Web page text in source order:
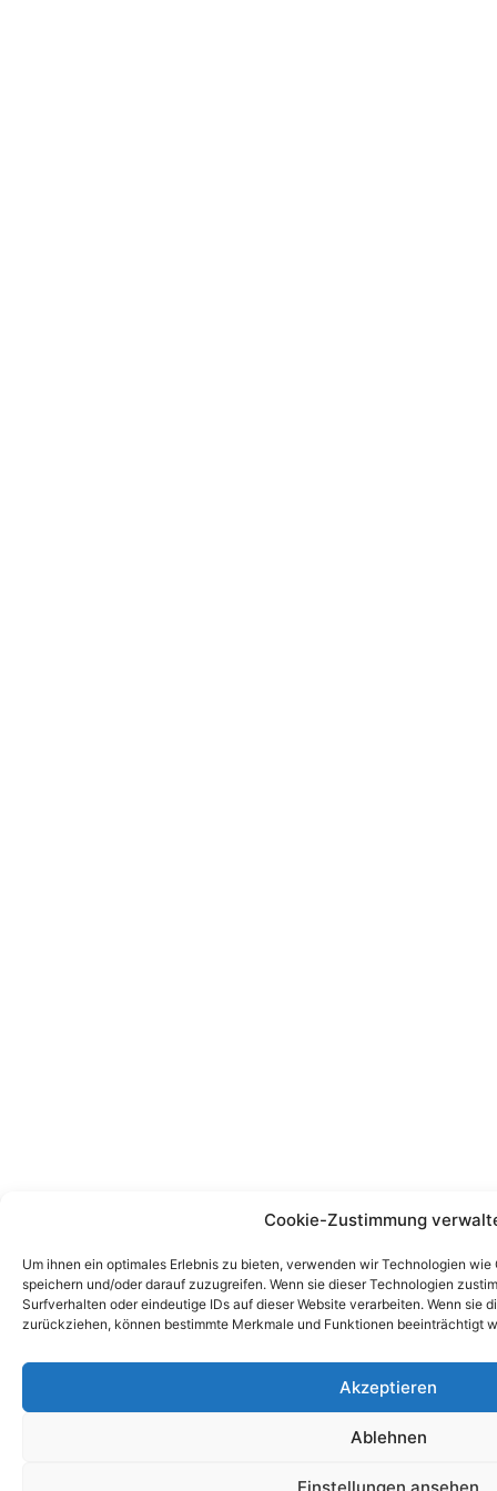
Cookie-Zustimmung
Um ihnen ein optimales Erlebnis zu bieten, verwenden wir Technologien
speichern und/oder darauf zuzugreifen. Wenn sie dieser Technologien
Surfverhalten oder eindeutige IDs auf dieser Website verarbeiten. Wenn sie
zurückziehen, können bestimmte Merkmale und Funktionen beeinträchtigt
Akzeptieren
Ablehnen
Einstellungen ansehen